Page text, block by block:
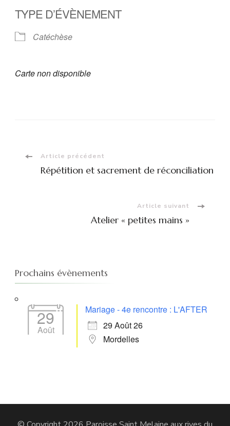
TYPE D’ÉVÈNEMENT
Catéchèse
Carte non disponible
Navigation
Article précédent
Répétition et sacrement de réconciliation
Article suivant
Atelier « petites mains »
Prochains évènements
29
Août
Mariage - 4e rencontre : L'AFTER
29 Août 26
Mordelles